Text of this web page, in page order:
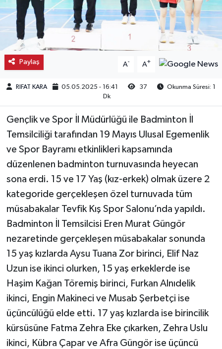
Paylaş A- A+
RIFAT KARA 05.05.2025 - 16:41 37
Okunma Süresi: 1
Dk
Gençlik ve Spor İl Müdürlüğü ile Badminton İl
Temsilciliği tarafından 19 Mayıs Ulusal Egemenlik
ve Spor Bayramı etkinlikleri kapsamında
düzenlenen badminton turnuvasında heyecan
sona erdi. 15 ve 17 Yaş (kız-erkek) olmak üzere 2
kategoride gerçekleşen özel turnuvada tüm
müsabakalar Tevfik Kış Spor Salonu’nda yapıldı.
Badminton İl Temsilcisi Eren Murat Güngör
nezaretinde gerçekleşen müsabakalar sonunda
15 yaş kızlarda Aysu Tuana Zor birinci, Elif Naz
Uzun ise ikinci olurken, 15 yaş erkeklerde ise
Haşim Kağan Töremiş birinci, Furkan Alnıdelik
ikinci, Engin Makineci ve Musab Şerbetçi ise
üçüncülüğü elde etti. 17 yaş kızlarda ise birincilik
kürsüsüne Fatma Zehra Eke çıkarken, Zehra Uslu
ikinci, Kübra Çapar ve Afra Güngör ise üçüncü
Laçin
Mecitözü
Oğuzlar
Ortaköy
Osmancık
Sungurlu
Uğurludağ
Sağlık